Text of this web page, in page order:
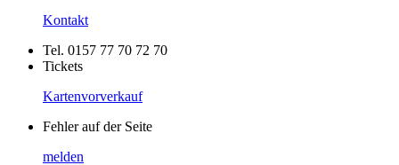
Kontakt
Tel. 0157 77 70 72 70
Tickets
Kartenvorverkauf
Fehler auf der Seite
melden